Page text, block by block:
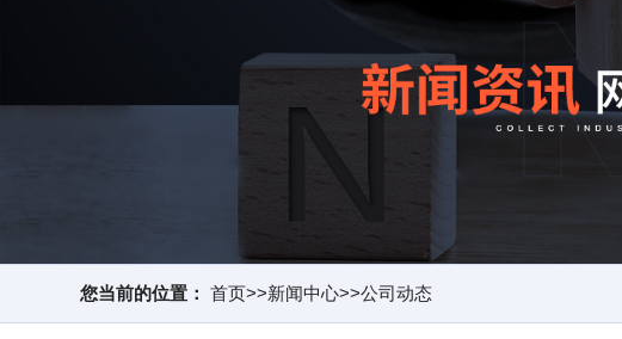
您当前的位置： 首页>>新闻中心>>公司动态